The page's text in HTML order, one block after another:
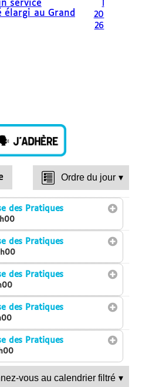
service
élargi au Grand
20
26
Ordre du jour ▾
des Pratiques
des Pratiques
des Pratiques
des Pratiques
des Pratiques
vous au calendrier filtré ▾